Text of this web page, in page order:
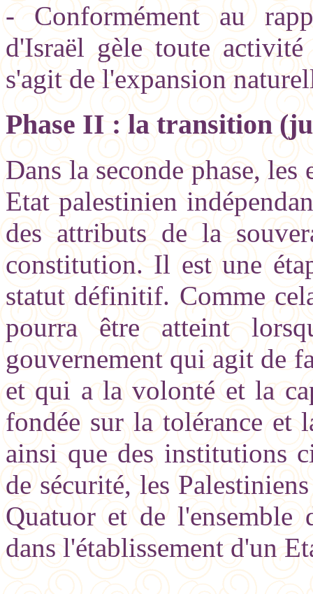
- Conformément au
d'Israël gèle toute
s'agit de l'expansion
Phase II : la transition
Dans la seconde phase,
Etat palestinien
des attributs de la
constitution. Il est une
statut définitif. Comme
pourra être atteint
gouvernement qui agit de
et qui a la volonté et la
fondée sur la tolérance et
ainsi que des institutions
de sécurité, les
Quatuor et de l'ensemble
dans l'établissement d'un